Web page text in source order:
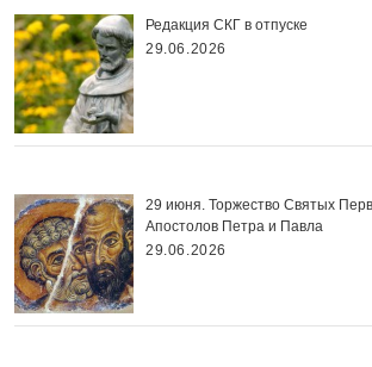
Редакция СКГ в отпуске
29.06.2026
29 июня. Торжество Святых
Апостолов Петра и Павла
29.06.2026